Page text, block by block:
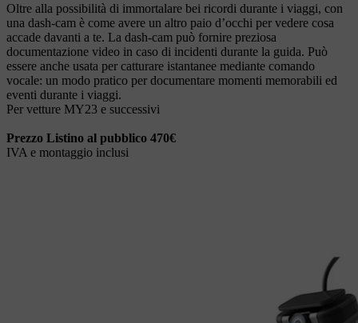
Oltre alla possibilità di immortalare bei ricordi durante i viaggi, con
una dash-cam è come avere un altro paio d’occhi per vedere cosa
accade davanti a te. La dash-cam può fornire preziosa
documentazione video in caso di incidenti durante la guida. Può
essere anche usata per catturare istantanee mediante comando
vocale: un modo pratico per documentare momenti memorabili ed
eventi durante i viaggi.
Per vetture MY23 e successivi
Prezzo Listino al pubblico 470€
IVA e montaggio inclusi